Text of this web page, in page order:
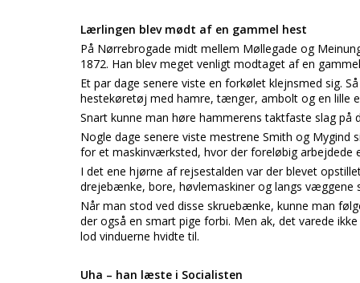
Lærlingen blev mødt af en gammel hest
På Nørrebrogade midt mellem Møllegade og
1872. Han blev meget venligt modtaget af en
Et par dage senere viste en forkølet klejnsmed sig.
hestekøretøj med hamre, tænger, ambolt og en lille
Snart kunne man høre hammerens taktfaste slag på
Nogle dage senere viste mestrene Smith og Mygind
for et maskinværksted, hvor der foreløbig arbejdede
I det ene hjørne af rejsestalden var der blevet
drejebænke, bore, høvlemaskiner og langs væggene
Når man stod ved disse skruebænke, kunne man
der også en smart pige forbi. Men ak, det varede
lod vinduerne hvidte til.
Uha – han læste i Socialisten